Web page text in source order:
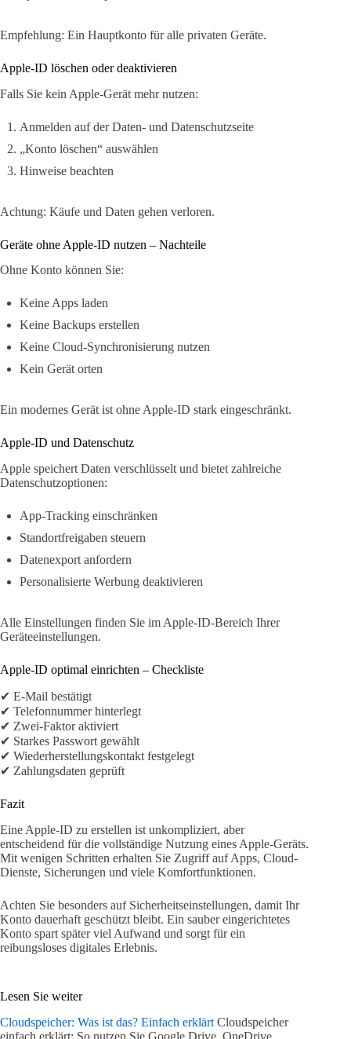
Empfehlung: Ein Hauptkonto für alle privaten Geräte.
Apple-ID löschen oder deaktivieren
Falls Sie kein Apple-Gerät mehr nutzen:
Anmelden auf der Daten- und Datenschutzseite
„Konto löschen“ auswählen
Hinweise beachten
Achtung: Käufe und Daten gehen verloren.
Geräte ohne Apple-ID nutzen – Nachteile
Ohne Konto können Sie:
Keine Apps laden
Keine Backups erstellen
Keine Cloud-Synchronisierung nutzen
Kein Gerät orten
Ein modernes Gerät ist ohne Apple-ID stark eingeschränkt.
Apple-ID und Datenschutz
Apple speichert Daten verschlüsselt und bietet zahlreiche
Datenschutzoptionen:
App-Tracking einschränken
Standortfreigaben steuern
Datenexport anfordern
Personalisierte Werbung deaktivieren
Alle Einstellungen finden Sie im Apple-ID-Bereich Ihrer
Geräteeinstellungen.
Apple-ID optimal einrichten – Checkliste
✔ E-Mail bestätigt
✔ Telefonnummer hinterlegt
✔ Zwei-Faktor aktiviert
✔ Starkes Passwort gewählt
✔ Wiederherstellungskontakt festgelegt
✔ Zahlungsdaten geprüft
Fazit
Eine Apple-ID zu erstellen ist unkompliziert, aber
entscheidend für die vollständige Nutzung eines Apple-Geräts.
Mit wenigen Schritten erhalten Sie Zugriff auf Apps, Cloud-
Dienste, Sicherungen und viele Komfortfunktionen.
Achten Sie besonders auf Sicherheitseinstellungen, damit Ihr
Konto dauerhaft geschützt bleibt. Ein sauber eingerichtetes
Konto spart später viel Aufwand und sorgt für ein
reibungsloses digitales Erlebnis.
Lesen Sie weiter
Cloudspeicher: Was ist das? Einfach erklärt Cloudspeicher
einfach erklärt: So nutzen Sie Google Drive, OneDrive,